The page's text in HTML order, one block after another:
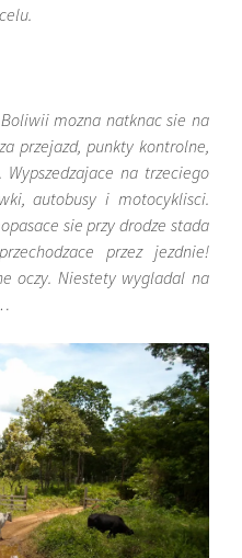
mozna natknac sie na
przejazd, punkty kontrolne,
na trzeciego
autobusy i motocyklisci.
sie przy drodze stada
przez jezdnie!
oczy. Niestety wygladal na